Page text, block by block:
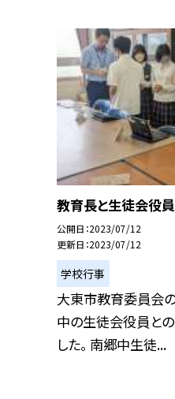
教育長と生徒会役
公開日 2023/07/12
更新日 2023/07/12
学校行事
大東市教育委員会
中の生徒会役員と
した。 南郷中生徒...